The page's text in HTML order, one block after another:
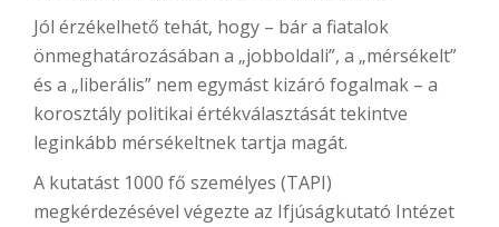
Jól érzékelhető tehát, hogy – bár a fiatalok
önmeghatározásában a „jobboldali”, a „mérsékelt”
és a „liberális” nem egymást kizáró fogalmak – a
korosztály politikai értékválasztását tekintve
leginkább mérsékeltnek tartja magát.
A kutatást 1000 fő személyes (TAPI)
megkérdezésével végezte az Ifjúságkutató Intézet